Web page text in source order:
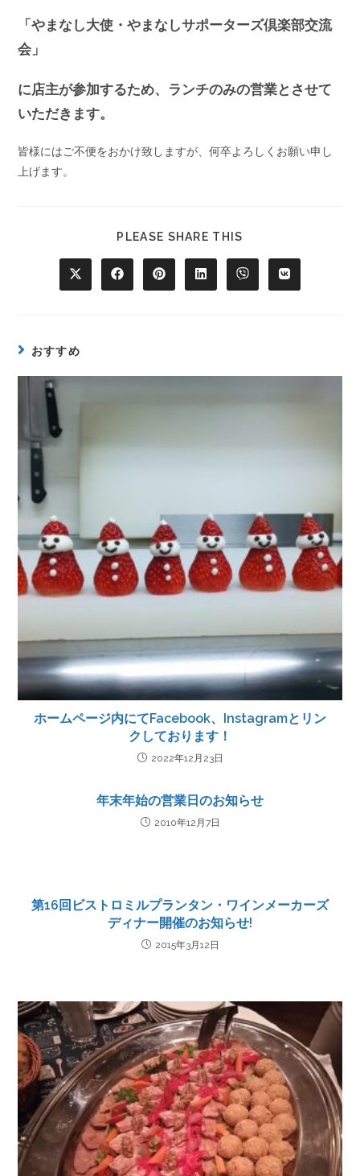
「やまなし大使・やまなしサポーターズ倶楽部交流
会」
に店主が参加するため、ランチのみの営業とさせて
いただきます。
皆様にはご不便をおかけ致しますが、何卒よろしくお願い申し
上げます。
PLEASE SHARE THIS
おすすめ
ホームページ内にてFacebook、Instagramとリン
クしております！
2022年12月23日
年末年始の営業日のお知らせ
2010年12月7日
第16回ビストロミルプランタン・ワインメーカーズ
ディナー開催のお知らせ!
2015年3月12日